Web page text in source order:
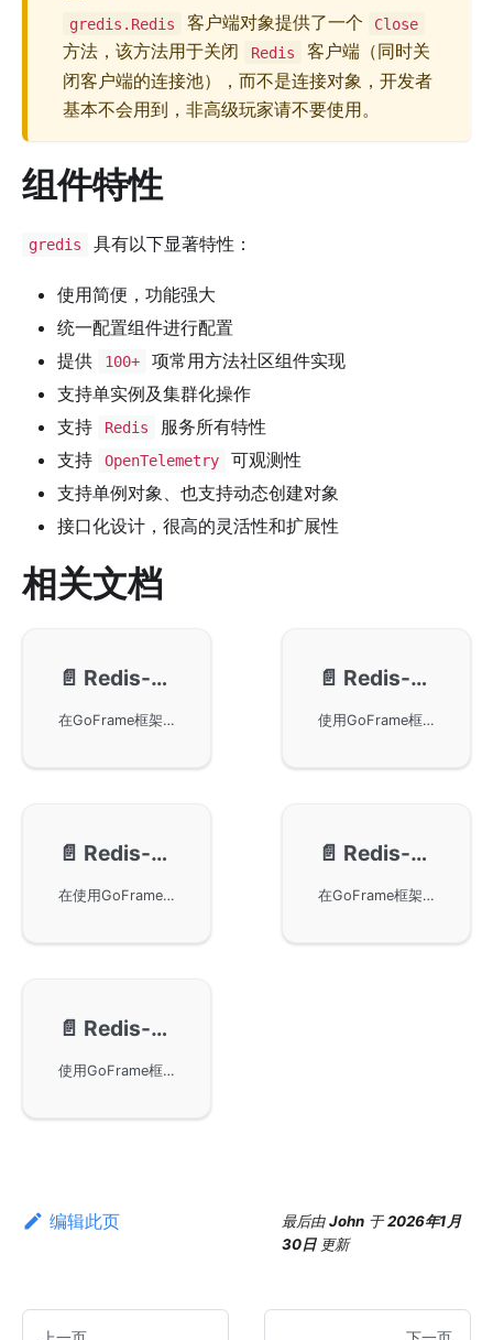
gredis.Redis 客户端对象提供了一个 Close
方法，该方法用于关闭 Redis
客户端（同时关
闭客户端的连接池），而不是连接对象，开发者
基本不会用到，非高级玩家请不要使用。
组件特性
gredis 具有以下显著特性：
使用简便，功能强大
统一配置组件进行配置
提供
100+
项常用方法社区组件实现
支持单实例及集群化操作
支持
Redis
服务所有特性
支持
OpenTelemetry
可观测性
支持单例对象、也支持动态创建对象
接口化设计，很高的灵活性和扩展性
相关文档
📄️ Redis-配置管理
在GoFrame框架中使用gredis组件进行Redis的配置管理。我们推荐通过配置文件来管理Redis配置，支持单实例和集群化配置。此外，还详细说明了各种配置项的使用方法，并提供了相关的代码示例供参考。
📄️ Redis-使用示例
使用GoFrame框架在Redis中执行基本操作的示例，包括Set/Get、SetEx、HSet/HGetAll和HMSet/HMGet操作。这些代码示例展示了如何通过GoFrame框架的Redis模块进行数据存储和检索，适用于初学者学习如何在GoFrame框架环境中实现Redis功能。本示例同时提醒用户在Redis版本4.0.0及以上中HMSET已弃用，应使用HSET。
📄️ Redis-命令交互
在使用GoFrame框架构建的应用中，通过Redis命令交互以及自动化的方式来序列化和反序列化数据。首先，我们讲解了Do方法的强大扩展性，它允许任何Redis命令的执行。随后我们展示了如何使用map和struct来存取数据，并利用json序列化简化编程。通过GoFrame框架与Redis的结合，开发者可以更加高效地进行数据管理。
📄️ Redis-高级特性
在GoFrame框架中使用Redis的Conn对象进行长链接操作，如订阅发布等功能。通过使用连接池获取连接对象进行操作，同时注意连接对象超时问题以及使用后的关闭操作。示例代码展示了通过Conn实现订阅发布模式，程序将在终端打印从Redis Server获取的数据。
📄️ Redis-接口化设计
使用GoFrame框架中的gredis实现一个接口化设计的Redis组件，具备强大灵活性和扩展性。通过实现自定义Redis Adapter，可以轻松覆盖默认实现的方法。文中提供了详细示例，展示了如何在自定义Do方法中实现日志打印，并在业务中使用。
编辑此页 最后由John 于2026年1月
30日 更新